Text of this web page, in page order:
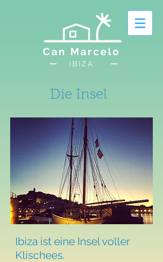
Can Marcelo
IBIZA
Die Insel
Ibiza ist eine Insel voller
Klischees.